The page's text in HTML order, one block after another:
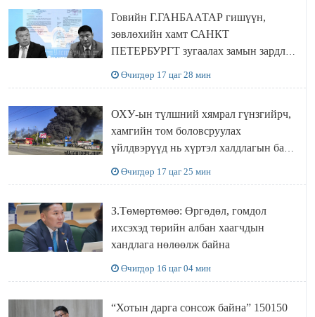
Говийн Г.ГАНБААТАР гишүүн,
зөвлөхийн хамт САНКТ
ПЕТЕРБУРГТ зугаалах замын зардлаа
Өчигдөр 17 цаг 28 мин
ОХУ-ын түлшний хямрал гүнзгийрч,
хамгийн том боловсруулах
үйлдвэрүүд нь хүртэл халдлагын бай
Өчигдөр 17 цаг 25 мин
З.Төмөртөмөө: Өргөдөл, гомдол
ихсэхэд төрийн албан хаагчдын
хандлага нөлөөлж байна
Өчигдөр 16 цаг 04 мин
“Хотын дарга сонсож байна” 150150